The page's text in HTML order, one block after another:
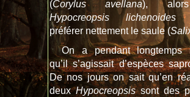
(Corylus avellana),
Hypocreopsis lichenoides
préférer nettement le saule (
On a pendant longtemps
qu’il s’agissait d’espèces
De nos jours on sait qu’en
deuxHypocreopsissont des